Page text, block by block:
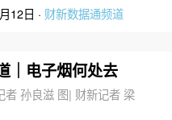
12日 · 财新数据通频道
｜电子烟何处去
者 孙良滋 图| 财新记者 梁